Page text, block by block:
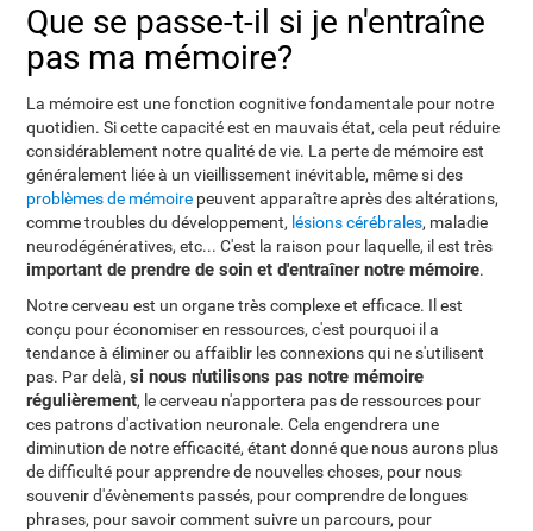
Que se passe-t-il si je n'entraîne
pas ma mémoire?
La mémoire est une fonction cognitive fondamentale pour notre
quotidien. Si cette capacité est en mauvais état, cela peut réduire
considérablement notre qualité de vie. La perte de mémoire est
généralement liée à un vieillissement inévitable, même si des
problèmes de mémoire peuvent apparaître après des altérations,
comme troubles du développement, lésions cérébrales, maladie
neurodégénératives, etc... C'est la raison pour laquelle, il est très
important de prendre de soin et d'entraîner notre mémoire.
Notre cerveau est un organe très complexe et efficace. Il est
conçu pour économiser en ressources, c'est pourquoi il a
tendance à éliminer ou affaiblir les connexions qui ne s'utilisent
pas. Par delà,si nous n'utilisons pas notre mémoire
régulièrement, le cerveau n'apportera pas de ressources pour
ces patrons d'activation neuronale. Cela engendrera une
diminution de notre efficacité, étant donné que nous aurons plus
de difficulté pour apprendre de nouvelles choses, pour nous
souvenir d'évènements passés, pour comprendre de longues
phrases, pour savoir comment suivre un parcours, pour